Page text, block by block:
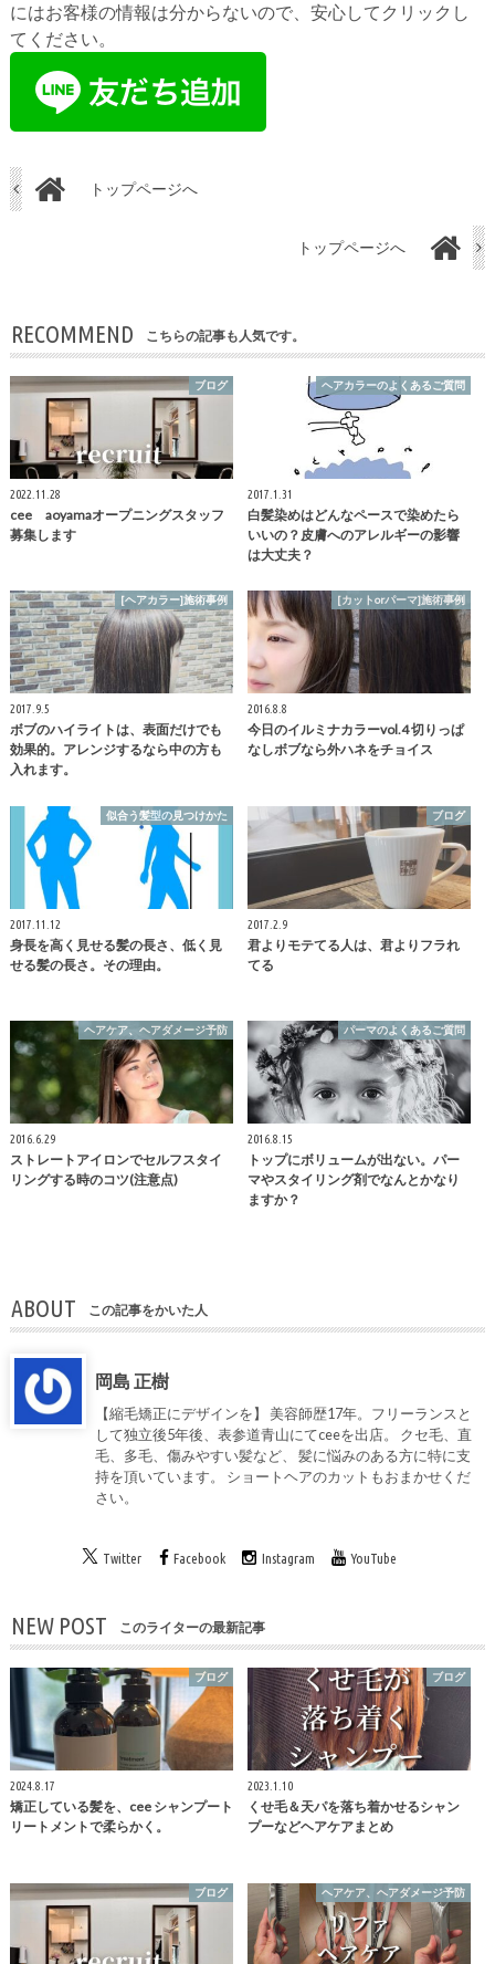
にはお客様の情報は分からないので、安心してクリックし
てください。
トップページへ
トップページへ
RECOMMEND こちらの記事も人気です。
ブログ
2022.11.28
cee aoyamaオープニングスタッフ
募集します
ヘアカラーのよくあるご質問
2017.1.31
白髪染めはどんなペースで染めたら
いいの？皮膚へのアレルギーの影響
は大丈夫？
[ヘアカラー]施術事例
2017.9.5
ボブのハイライトは、表面だけでも
効果的。アレンジするなら中の方も
入れます。
[カットorパーマ]施術事例
2016.8.8
今日のイルミナカラーvol.4 切りっぱ
なしボブなら外ハネをチョイス
似合う髪型の見つけかた
2017.11.12
身長を高く見せる髪の長さ、低く見
せる髪の長さ。その理由。
ブログ
2017.2.9
君よりモテてる人は、君よりフラれ
てる
ヘアケア、ヘアダメージ予防
2016.6.29
ストレートアイロンでセルフスタイ
リングする時のコツ(注意点)
パーマのよくあるご質問
2016.8.15
トップにボリュームが出ない。パー
マやスタイリング剤でなんとかなり
ますか？
ABOUT この記事をかいた人
岡島 正樹
【縮毛矯正にデザインを】 美容師歴17年。フリーランスと
して独立後5年後、表参道青山にてceeを出店。 クセ毛、直
毛、多毛、傷みやすい髪など、 髪に悩みのある方に特に支
持を頂いています。 ショートヘアのカットもおまかせくだ
さい。
Twitter Facebook Instagram YouTube
NEW POST このライターの最新記事
ブログ
2024.8.17
矯正している髪を、cee シャンプート
リートメントで柔らかく。
ブログ
2023.1.10
くせ毛＆天パを落ち着かせるシャン
プーなどヘアケアまとめ
ブログ ヘアケア、ヘアダメージ予防